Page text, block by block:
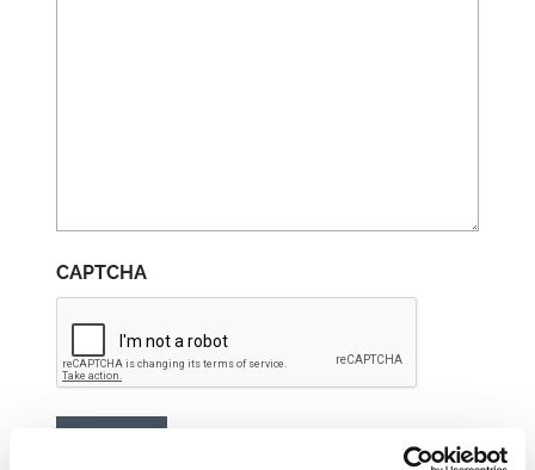
CAPTCHA